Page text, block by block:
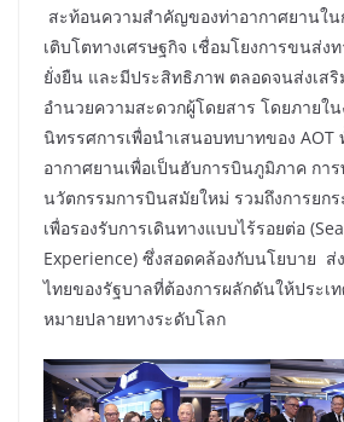
สะท้อนความสำคัญของท่าอากาศยานใน
เติบโตทางเศรษฐกิจ เชื่อมโยงการขนส่ง
ยั่งยืน และมีประสิทธิภาพ ตลอดจนส่งเสริ
อำนวยความสะดวกผู้โดยสาร โดยภายใ
นิทรรศการเพื่อนำเสนอบทบาทของ
อากาศยานเพื่อเป็นฮับการบินภูมิภาค กา
นวัตกรรมการบินสมัยใหม่ รวมถึงการยก
เพื่อรองรับการเดินทางแบบไร้รอยต่อ
Experience) ซึ่งสอดคล้องกับนโยบาย ส่
ไทยของรัฐบาลที่ต้องการผลักดันให้ประเ
หมายปลายทางระดับโลก